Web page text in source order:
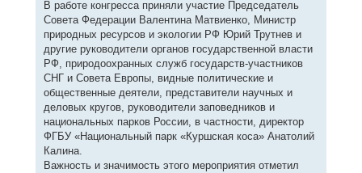
В работе конгресса приняли участие Председатель
Совета Федерации Валентина Матвиенко, Министр
природных ресурсов и экологии РФ Юрий Трутнев и
другие руководители органов государственной власти
РФ, природоохранных служб государств-участников
СНГ и Совета Европы, видные политические и
общественные деятели, представители научных и
деловых кругов, руководители заповедников и
национальных парков России, в частности, директор
ФГБУ «Национальный парк «Куршская коса» Анатолий
Калина.
Важность и значимость этого мероприятия отметил